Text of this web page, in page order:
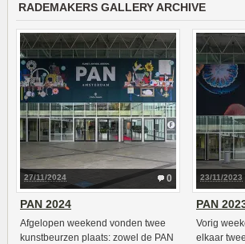
RADEMAKERS GALLERY ARCHIVE
0
27/11/2024
PAN 2024
Afgelopen weekend vonden twee
kunstbeurzen plaats: zowel de PAN
23/11/2023
PAN
Vorig
elkaar